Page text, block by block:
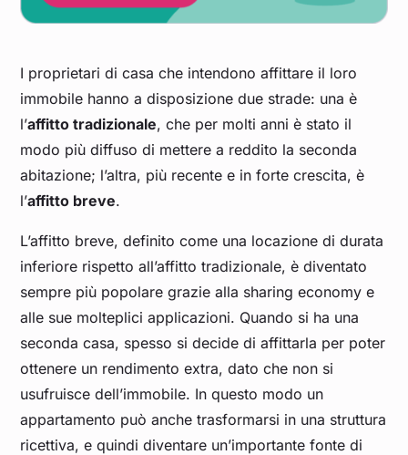
I proprietari di casa che intendono affittare il loro
immobile hanno a disposizione due strade: una è
l’affitto tradizionale, che per molti anni è stato il
modo più diffuso di mettere a reddito la seconda
abitazione; l’altra, più recente e in forte crescita, è
l’affitto breve.
L’affitto breve, definito come una locazione di durata
inferiore rispetto all’affitto tradizionale, è diventato
sempre più popolare grazie alla sharing economy e
alle sue molteplici applicazioni. Quando si ha una
seconda casa, spesso si decide di affittarla per poter
ottenere un rendimento extra, dato che non si
usufruisce dell’immobile. In questo modo un
appartamento può anche trasformarsi in una struttura
ricettiva, e quindi diventare un’importante fonte di